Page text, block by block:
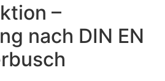
–
nach DIN EN